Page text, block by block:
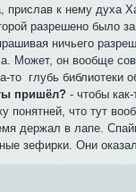
прислав к нему духа
разрешено было
ничьего
Может, он вообще
то глубь библиотеки
пришёл? - чтобы
понятней, что тут
держал в лапе.
зефирки. Они